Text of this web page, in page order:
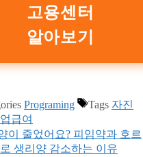
고용센터
알아보기
Programing Tags 자진
급여
이 줄었어요? 피임약과 호르
생리양 감소하는 이유